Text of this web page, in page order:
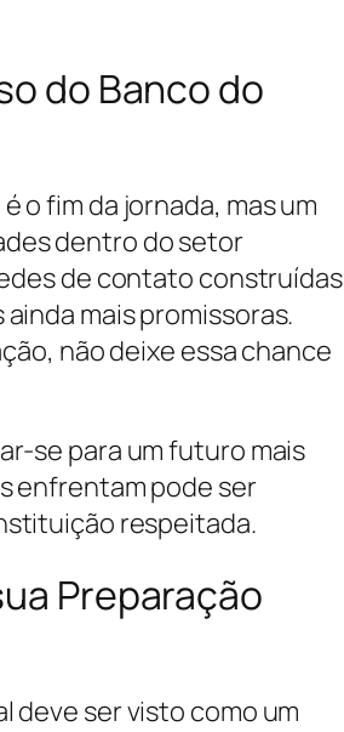
do Banco do
o fim da jornada, mas um
dentro do setor
de contato construídas
mais promissoras.
não deixe essa chance
se para um futuro mais
enfrentam pode ser
respeitada.
Preparação
deve ser visto como um